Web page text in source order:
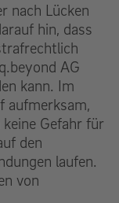
nach Lücken
hin, dass
AG
kann. Im
aufmerksam,
Gefahr für
den
laufen.
von